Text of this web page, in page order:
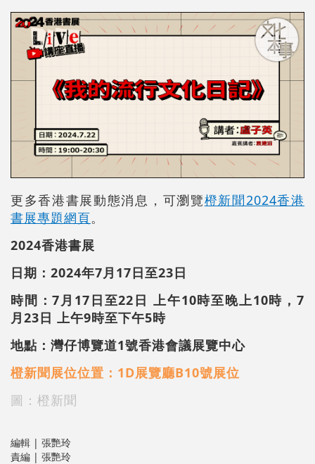
更多香港書展動態消息，可瀏覽橙新聞2024香港
書展專題網頁。
2024香港書展
日期：2024年7月17日至23日
時間：7月17日至22日 上午10時至晚上10時，7
月23日 上午9時至下午5時
地點：灣仔博覽道1號香港會議展覽中心
橙新聞展位位置：1D展覽廳B10號展位
圖：橙新聞
編輯 | 張艷玲
責編 | 張艷玲